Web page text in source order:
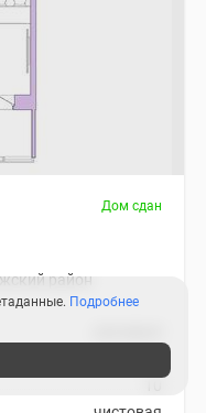
Дом сдан
район
Подробнее